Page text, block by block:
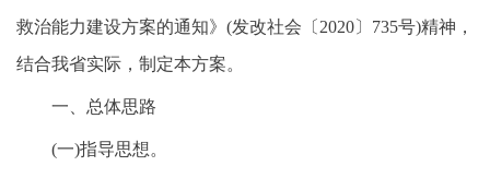
救治能力建设方案的通知》(发改社会〔2020〕735号)精神，
结合我省实际，制定本方案。
一、总体思路
(一)指导思想。